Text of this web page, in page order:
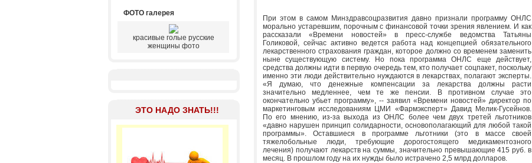
ФОТО галерея
красивые голые русские
женщины фото
ЭТО НАДО ЗНАТЬ!!!
При этом в самом Минздравсоцразвития давно признали программу ОНЛС
морально устаревшим, порочным с финансовой точки зрения явлением. И как
рассказали «Времени новостей» в пресс-службе ведомства Татьяны
Голиковой, сейчас активно ведется работа над концепцией обязательного
лекарственного страхования граждан, которое должно со временем заменить
ныне существующую систему. Но пока программа ОНЛС еще действует,
средства должны идти в первую очередь тем, кто получает соцпакет, поскольку
именно эти люди действительно нуждаются в лекарствах, полагают эксперты.
«Я думаю, что денежные компенсации за лекарства должны расти
значительно медленнее, чем те же пенсии. В противном случае это
окончательно убьет программу», -- заявил «Времени новостей» директор по
маркетинговым исследованиям ЦМИ «Фармэксперт» Давид Мелик-Гусейнов.
По его мнению, из-за выхода из ОНЛС более чем двух третей льготников
«давно нарушен принцип солидарности, основополагающий для любой такой
программы». Оставшиеся в программе льготники (это в массе своей
тяжелобольные люди, требующие дорогостоящего медикаментозного
лечения) получают лекарств на суммы, значительно превышающие 415 руб. в
месяц. В прошлом году на их нужды было истрачено 2,5 млрд долларов.